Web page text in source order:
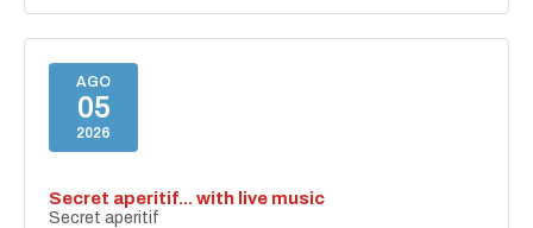
AGO
05
2026
Secret aperitif... with live music
Secret aperitif